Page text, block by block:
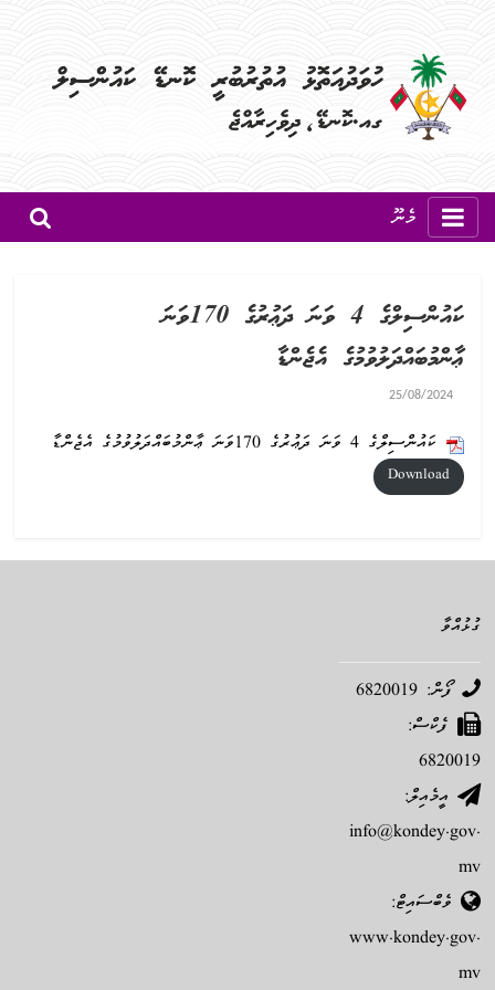
މެނޫ
ކައުންސިލްގެ 4 ވަނަ ދަޢުރުގެ 170ވަނަ
ޢާންމުބައްދަލުވުމުގެ އެޖެންޑާ
25/08/2024
ކައުންސިލްގެ 4 ވަނަ ދަޢުރުގެ 170ވަނަ ޢާންމުބައްދަލުވުމުގެ އެޖެންޑާ
Download
ގުޅުއްވާ
ފޯން: 6820019
ފެކްސް:
6820019
އީމެއިލް:
info@kondey.gov.
mv
ވެބްސައިޓް:
www.kondey.gov.
mv